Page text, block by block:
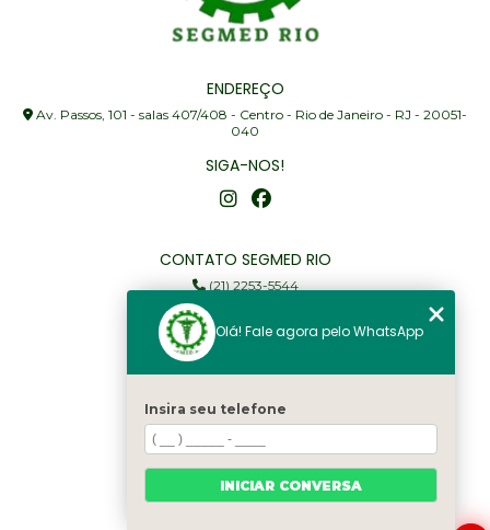
ENDEREÇO
Av. Passos, 101 - salas 407/408 - Centro - Rio de Janeiro - RJ - 20051-
040
SIGA-NOS!
CONTATO SEGMED RIO
(21) 2253-5544
(21) 97905-3352
segmed@segmedrio.com.br
Home
Institucional
Serviços
Olá! Fale agora pelo WhatsApp
Insira seu telefone
INICIAR CONVERSA